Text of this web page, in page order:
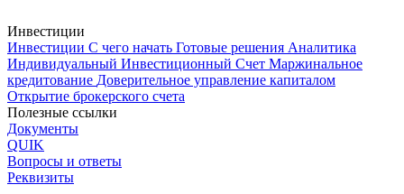
Инвестиции
Инвестиции С чего начать Готовые решения Аналитика
Индивидуальный Инвестиционный Счет Маржинальное
кредитование Доверительное управление капиталом
Открытие брокерского счета
Полезные ссылки
Документы
QUIK
Вопросы и ответы
Реквизиты